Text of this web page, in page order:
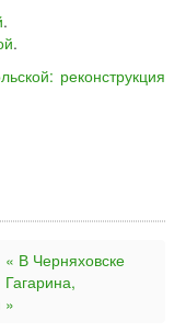
.
.
реконструкция
« В Черняховске
Гагарина,
»